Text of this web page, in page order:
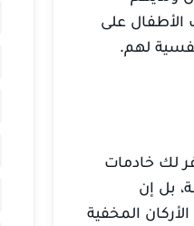
الأطفال على
لهم.
لك خادمات
بل إن
المخفية